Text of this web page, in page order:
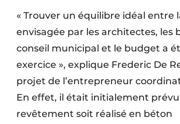
« Trouver un équilibre idéal entre
envisagée par les architectes, les
conseil municipal et le budget a
exercice », explique Frederic De
projet de l’entrepreneur
En effet, il était initialement
revêtement soit réalisé en béton